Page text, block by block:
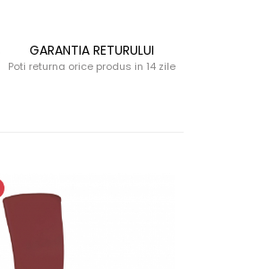
GARANTIA RETURULUI
Poti returna orice produs in 14 zile